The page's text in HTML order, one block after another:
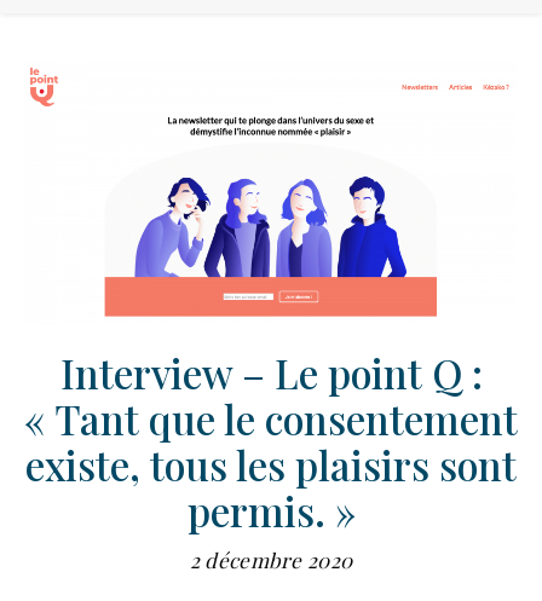
Interview – Le point Q :
« Tant que le consentement
existe, tous les plaisirs sont
permis. »
2 décembre 2020